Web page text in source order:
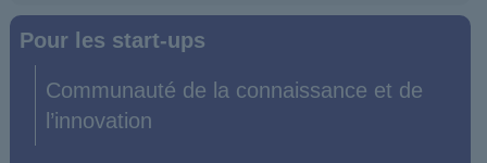
Pour les start-ups
Communauté de la connaissance et de
l’innovation